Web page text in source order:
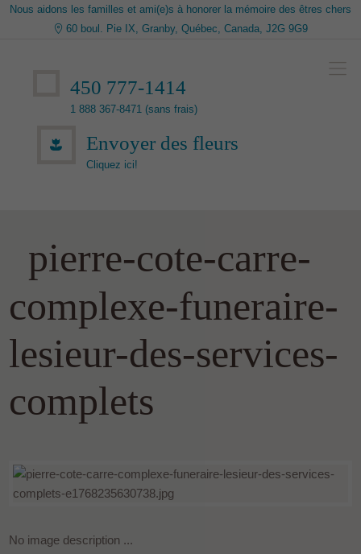
Nous aidons les familles et ami(e)s à honorer la mémoire des êtres chers
60 boul. Pie IX, Granby, Québec, Canada, J2G 9G9
450 777-1414
1 888 367-8471 (sans frais)
Envoyer des fleurs
Cliquez ici!
pierre-cote-carre-
complexe-funeraire-
lesieur-des-services-
complets
No image description ...